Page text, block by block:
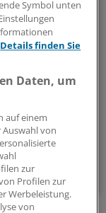
das tägliche
Analysen,
die die Agenda
Symbol unten
Details finden Sie
Daten, um
auf einem
von
zur
Profilen zur
Werbeleistung.
von